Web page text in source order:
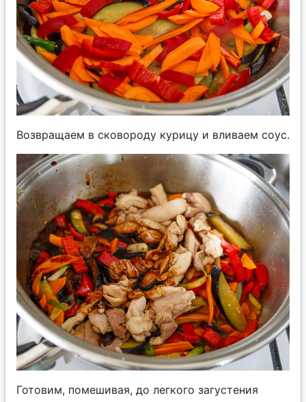
Возвращаем в сковороду курицу и вливаем соус.
Готовим, помешивая, до легкого загустения